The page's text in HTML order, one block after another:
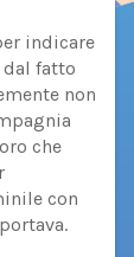
indicare
fatto
non
che
con